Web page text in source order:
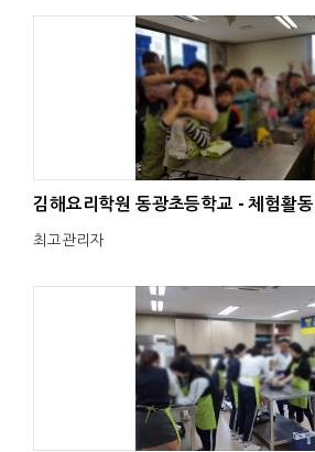
김해요리학원 동광초등학교 - 체험활동
최고관리자